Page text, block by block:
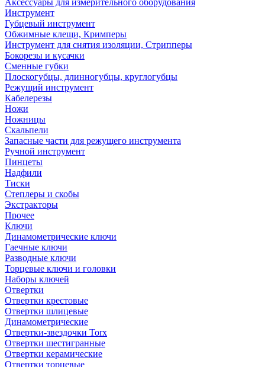
Аксессуары для измерительного оборудования
Инструмент
Губцевый инструмент
Обжимные клещи, Кримперы
Инструмент для снятия изоляции, Стрипперы
Бокорезы и кусачки
Сменные губки
Плоскогубцы, длинногубцы, круглогубцы
Режущий инструмент
Кабелерезы
Ножи
Ножницы
Скальпели
Запасные части для режущего инструмента
Ручной инструмент
Пинцеты
Надфили
Тиски
Степлеры и скобы
Экстракторы
Прочее
Ключи
Динамометрические ключи
Гаечные ключи
Разводные ключи
Торцевые ключи и головки
Наборы ключей
Отвертки
Отвертки крестовые
Отвертки шлицевые
Динамометрические
Отвертки-звездочки Torx
Отвертки шестигранные
Отвертки керамические
Отвертки торцевые